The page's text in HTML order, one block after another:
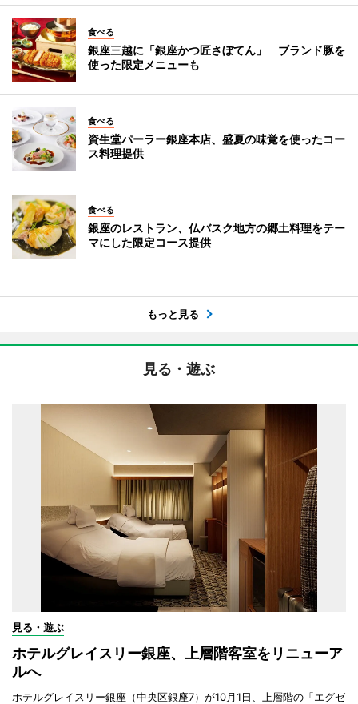
食べる
銀座三越に「銀座かつ匠さぼてん」 ブランド豚を
使った限定メニューも
食べる
資生堂パーラー銀座本店、盛夏の味覚を使ったコー
ス料理提供
食べる
銀座のレストラン、仏バスク地方の郷土料理をテー
マにした限定コース提供
もっと見る
見る・遊ぶ
見る・遊ぶ
ホテルグレイスリー銀座、上層階客室をリニューア
ルへ
ホテルグレイスリー銀座（中央区銀座7）が10月1日、上層階の「エグゼ